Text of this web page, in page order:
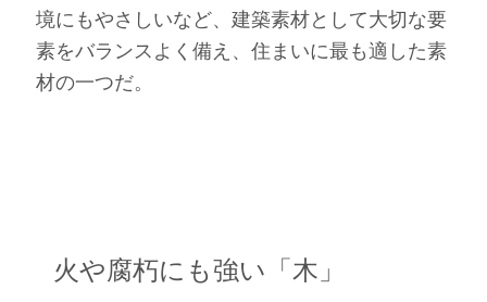
境にもやさしいなど、建築素材として大切な要
素をバランスよく備え、住まいに最も適した素
材の一つだ。
火や腐朽にも強い「木」